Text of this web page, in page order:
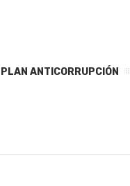
PLAN ANTICORRUPCIÓN